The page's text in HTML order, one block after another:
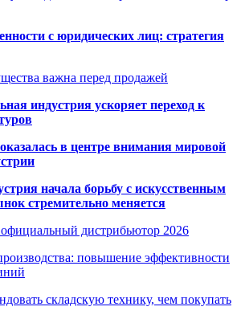
с юридических лиц: стратегия
важна перед продажей
индустрия ускоряет переход к
в центре внимания мировой
начала борьбу с искусственным
стремительно меняется
дистрибьютор 2026
повышение эффективности
складскую технику, чем покупать